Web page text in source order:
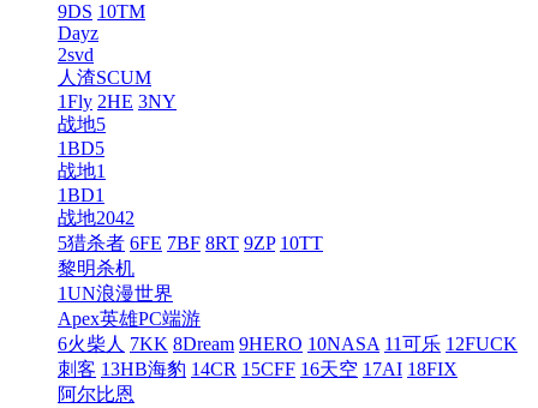
9DS 10TM
Dayz
2svd
人渣SCUM
1Fly 2HE 3NY
战地5
1BD5
战地1
1BD1
战地2042
5猎杀者 6FE 7BF 8RT 9ZP 10TT
黎明杀机
1UN浪漫世界
Apex英雄PC端游
6火柴人 7KK 8Dream 9HERO 10NASA 11可乐 12FUCK
刺客 13HB海豹 14CR 15CFF 16天空 17AI 18FIX
阿尔比恩